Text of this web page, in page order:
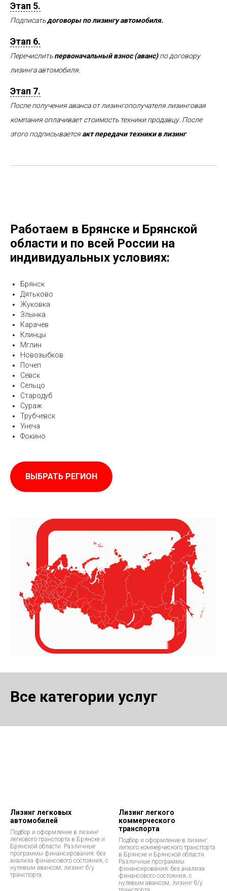
Этап 5.
Подписатьдоговоры по лизингу автомобиля.
Этап 6.
Перечислитьпервоначальный взнос (аванс)по договору
лизинга автомобиля.
Этап 7.
После получения аванса от лизингополучателя лизинговая
компания оплачивает стоимость техники продавцу. После
этого подписываетсяакт передачи техники в лизинг
Работаем в Брянске и Брянской
области и по всей России на
индивидуальных условиях:
Брянск
Дятьково
Жуковка
Злынка
Карачев
Клинцы
Мглин
Новозыбков
Почеп
Севск
Сельцо
Стародуб
Сураж
Трубчевск
Унеча
Фокино
ВЫБРАТЬ РЕГИОН
Все категории услуг
Лизинг легковых
автомобилей
Подбор и оформление в лизинг
легкового транспорта в Брянске и
Брянской области. Различные
программы финансирования: без
анализа финансового состояния, с
нулевым авансом, лизинг б/у
транспорта
Лизинг легкого
коммерческого
транспорта
Подбор и оформление в лизинг
легкого коммерческого транспорта
в Брянске и Брянской области.
Различные программы
финансирования: без анализа
финансового состояния, с
нулевым авансом, лизинг б/у